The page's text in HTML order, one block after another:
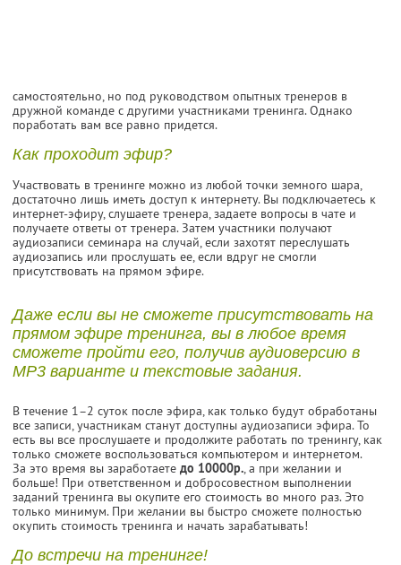
самостоятельно, но под руководством опытных тренеров в
дружной команде с другими участниками тренинга. Однако
поработать вам все равно придется.
Как проходит эфир?
Участвовать в тренинге можно из любой точки земного шара,
достаточно лишь иметь доступ к интернету. Вы подключаетесь к
интернет-эфиру, слушаете тренера, задаете вопросы в чате и
получаете ответы от тренера. Затем участники получают
аудиозаписи семинара на случай, если захотят переслушать
аудиозапись или прослушать ее, если вдруг не смогли
присутствовать на прямом эфире.
Даже если вы не сможете присутствовать на
прямом эфире тренинга, вы в любое время
сможете пройти его, получив аудиоверсию в
MP3 варианте и текстовые задания.
В течение 1–2 суток после эфира, как только будут обработаны
все записи, участникам станут доступны аудиозаписи эфира. То
есть вы все прослушаете и продолжите работать по тренингу, как
только сможете воспользоваться компьютером и интернетом.
За это время вы заработаете до 10000р., а при желании и
больше! При ответственном и добросовестном выполнении
заданий тренинга вы окупите его стоимость во много раз. Это
только минимум. При желании вы быстро сможете полностью
окупить стоимость тренинга и начать зарабатывать!
До встречи на тренинге!